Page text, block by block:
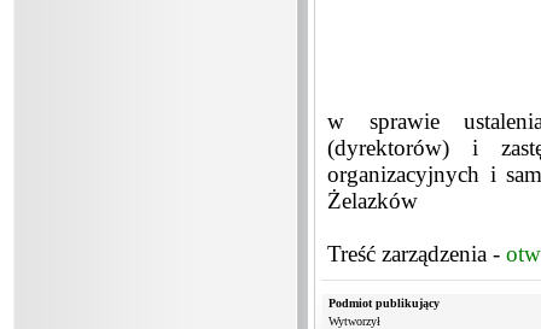
w sprawie
(dyrektorów) i
organizacyjnych i
Żelazków
Treść zarządzenia -
Podmiot publikujący
Wytworzył